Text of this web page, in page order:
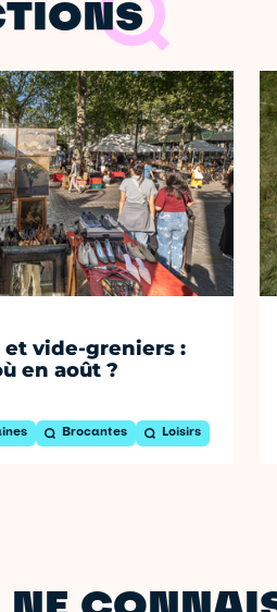
et vide-greniers :
en août ?
Brocantes Loisirs